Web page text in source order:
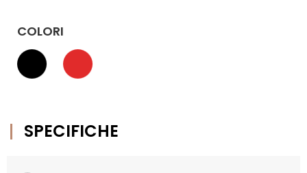
COLORI
SPECIFICHE